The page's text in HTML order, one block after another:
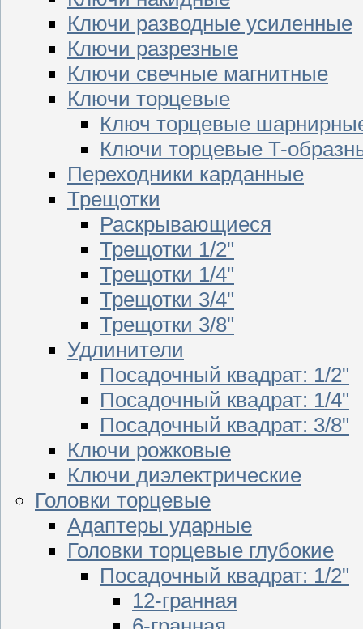
Ключи разводные усиленные
Ключи разрезные
Ключи свечные магнитные
Ключи торцевые
Ключ торцевые
Ключи торцевые T-
Переходники карданные
Трещотки
Раскрывающиеся
Трещотки 1/2"
Трещотки 1/4"
Трещотки 3/4"
Трещотки 3/8"
Удлинители
Посадочный квадрат: 1/2"
Посадочный квадрат: 1/4"
Посадочный квадрат: 3/8"
Ключи рожковые
Ключи диэлектрические
Головки торцевые
Адаптеры ударные
Головки торцевые глубокие
Посадочный квадрат: 1/2"
12-гранная